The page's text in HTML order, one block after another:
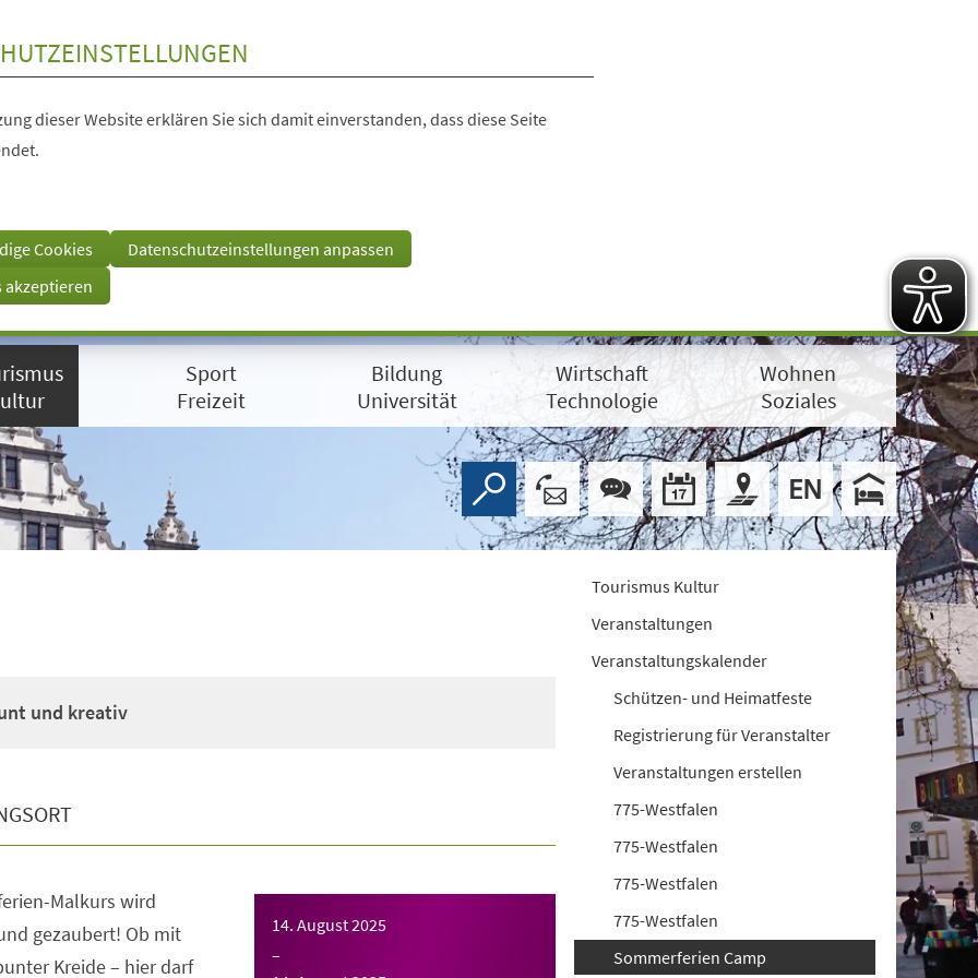
dieser Website erklären Sie sich damit einverstanden, dass diese Seite
Cookies
Datenschutzeinstellungen anpassen
akzeptieren
Sport
Freizeit
Bildung
Universität
Wirtschaft
Technologie
Wohnen
Soziales
und kreativ
14. August 2025
–
Malkurs wird
gezaubert! Ob mit
Kreide – hier darf
Tourismus Kultur
Veranstaltungen
Veranstaltungskalender
Schützen- und Heimatfeste
Registrierung für Veranstalter
Veranstaltungen erstellen
775-Westfalen
775-Westfalen
775-Westfalen
775-Westfalen
Sommerferien Camp